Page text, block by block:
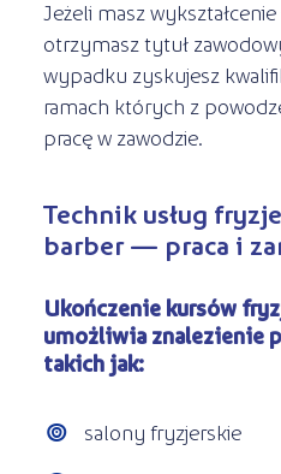
Jeżeli masz
otrzymasz tytuł
wypadku zyskujesz
ramach których z
pracę w zawodzie.
Technik usług
barber — praca i
Ukończenie kursów
umożliwia znalezienie
takich jak:
salony fryzjerskie